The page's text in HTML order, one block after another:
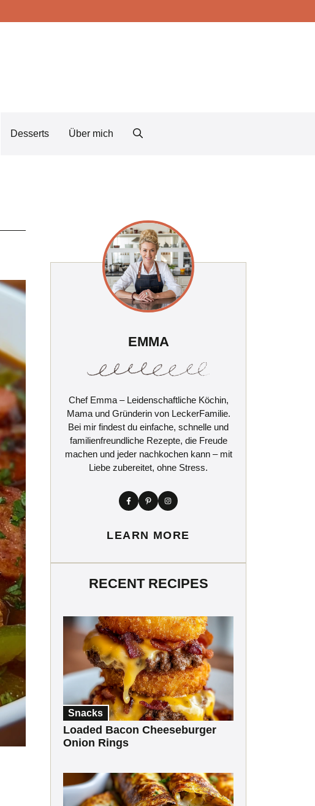
Desserts Über mich
EMMA
Chef Emma – Leidenschaftliche Köchin,
Mama und Gründerin von LeckerFamilie.
Bei mir findest du einfache, schnelle und
familienfreundliche Rezepte, die Freude
machen und jeder nachkochen kann – mit
Liebe zubereitet, ohne Stress.
LEARN MORE
RECENT RECIPES
Snacks
Loaded Bacon Cheeseburger
Onion Rings